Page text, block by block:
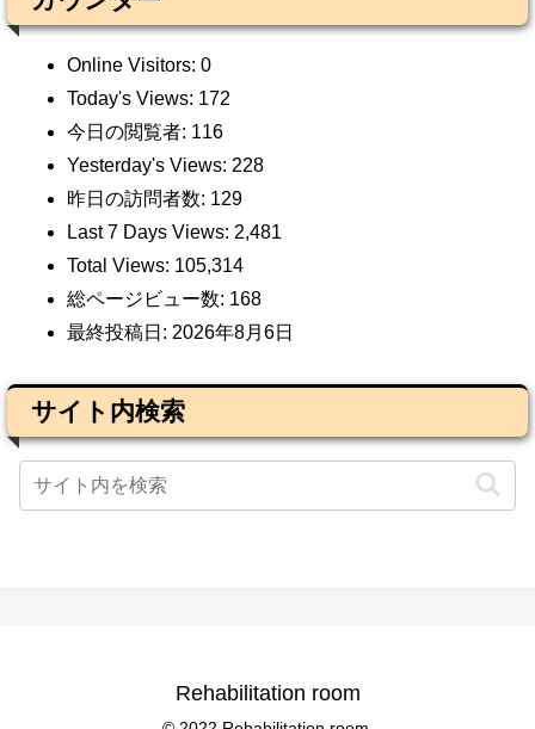
Online Visitors: 0
Today's Views: 172
今日の閲覧者: 116
Yesterday's Views: 228
昨日の訪問者数: 129
Last 7 Days Views: 2,481
Total Views: 105,314
総ページビュー数: 168
最終投稿日: 2026年8月6日
サイト内検索
Rehabilitation room